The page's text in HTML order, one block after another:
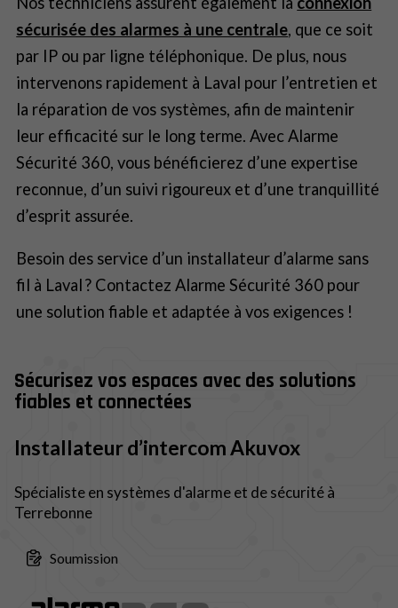
sécurisée des alarmes à une centrale, que ce soit
par IP ou par ligne téléphonique. De plus, nous
intervenons rapidement à Laval pour l’entretien et
la réparation de vos systèmes, afin de maintenir
leur efficacité sur le long terme. Avec Alarme
Sécurité 360, vous bénéficierez d’une expertise
reconnue, d’un suivi rigoureux et d’une tranquillité
d’esprit assurée.
Besoin des service d’un installateur d’alarme sans
fil à Laval ? Contactez Alarme Sécurité 360 pour
une solution fiable et adaptée à vos exigences !
Sécurisez vos espaces avec des solutions
fiables et connectées
Installateur d’intercom Akuvox
Spécialiste en systèmes d'alarme et de sécurité à
Terrebonne
Soumission